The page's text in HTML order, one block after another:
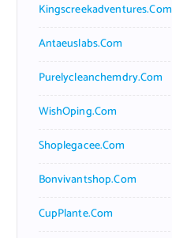
Kingscreekadventures.com
Antaeuslabs.com
Purelycleanchemdry.com
WishOping.com
Shoplegacee.com
Bonvivantshop.com
CupPlante.com